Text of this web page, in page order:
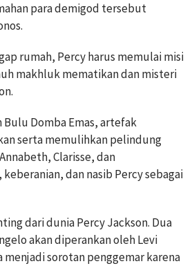
para demigod tersebut
rumah, Percy harus memulai misi
makhluk mematikan dan misteri
Domba Emas, artefak
serta memulihkan pelindung
Clarisse, dan
dan nasib Percy sebagai
dari dunia Percy Jackson. Dua
akan diperankan oleh Levi
sorotan penggemar karena